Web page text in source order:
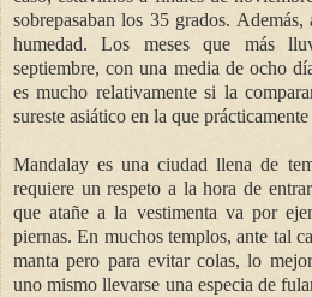
sobrepasaban los 35 grados.
humedad. Los meses que más
septiembre, con una media de ocho
es mucho relativamente si la
sureste asiático en la que
Mandalay es una ciudad llena de
requiere un respeto a la hora de
que atañe a la vestimenta va por
piernas. En muchos templos, ante tal
manta pero para evitar colas, lo
uno mismo llevarse una especia de